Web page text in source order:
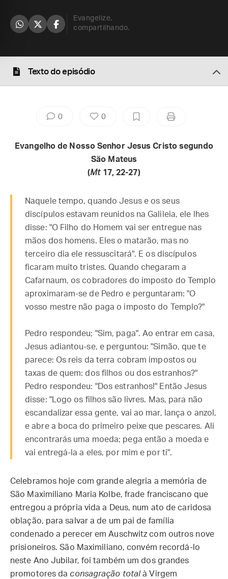
Evangelize,
compartilhando.
Texto do episódio
0 0
Evangelho de Nosso Senhor Jesus Cristo segundo
São Mateus
(Mt17, 22-27)
Naquele tempo, quando Jesus e os seus
discípulos estavam reunidos na Galileia, ele lhes
disse: "O Filho do Homem vai ser entregue nas
mãos dos homens. Eles o matarão, mas no
terceiro dia ele ressuscitará". E os discípulos
ficaram muito tristes. Quando chegaram a
Cafarnaum, os cobradores do imposto do Templo
aproximaram-se de Pedro e perguntaram: "O
vosso mestre não paga o imposto do Templo?"
Pedro respondeu; "Sim, paga". Ao entrar em casa,
Jesus adiantou-se, e perguntou: "Simão, que te
parece: Os reis da terra cobram impostos ou
taxas de quem: dos filhos ou dos estranhos?"
Pedro respondeu: "Dos estranhos!" Então Jesus
disse: "Logo os filhos são livres. Mas, para não
escandalizar essa gente, vai ao mar, lança o anzol,
e abre a boca do primeiro peixe que pescares. Ali
encontrarás uma moeda; pega então a moeda e
vai entregá-la a eles, por mim e por ti".
Celebramos hoje com grande alegria a memória de
São Maximiliano Maria Kolbe, frade franciscano que
entregou a própria vida a Deus, num ato de caridosa
oblação, para salvar a de um pai de família
condenado a perecer em Auschwitz com outros nove
prisioneiros. São Maximiliano, convém recordá-lo
neste Ano Jubilar, foi também um dos grandes
promotores da consagração total à Virgem